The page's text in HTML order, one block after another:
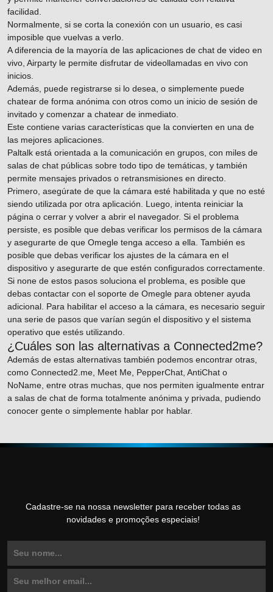
facilidad.
Normalmente, si se corta la conexión con un usuario, es casi
imposible que vuelvas a verlo.
A diferencia de la mayoría de las aplicaciones de chat de video en
vivo, Airparty le permite disfrutar de videollamadas en vivo con
inicios.
Además, puede registrarse si lo desea, o simplemente puede
chatear de forma anónima con otros como un inicio de sesión de
invitado y comenzar a chatear de inmediato.
Este contiene varias características que la convierten en una de
las mejores aplicaciones.
Paltalk está orientada a la comunicación en grupos, con miles de
salas de chat públicas sobre todo tipo de temáticas, y también
permite mensajes privados o retransmisiones en directo.
Primero, asegúrate de que la cámara esté habilitada y que no esté
siendo utilizada por otra aplicación. Luego, intenta reiniciar la
página o cerrar y volver a abrir el navegador. Si el problema
persiste, es posible que debas verificar los permisos de la cámara
y asegurarte de que Omegle tenga acceso a ella. También es
posible que debas verificar los ajustes de la cámara en el
dispositivo y asegurarte de que estén configurados correctamente.
Si none de estos pasos soluciona el problema, es posible que
debas contactar con el soporte de Omegle para obtener ayuda
adicional. Para habilitar el acceso a la cámara, es necesario seguir
una serie de pasos que varían según el dispositivo y el sistema
operativo que estés utilizando.
¿Cuáles son las alternativas a Connected2me?
Además de estas alternativas también podemos encontrar otras,
como Connected2.me, Meet Me, PepperChat, AntiChat o
NoName, entre otras muchas, que nos permiten igualmente entrar
a salas de chat de forma totalmente anónima y privada, pudiendo
conocer gente o simplemente hablar por hablar.
Cadastre-se na nossa newsletter para receber todas as
novidades e promoções especiais!